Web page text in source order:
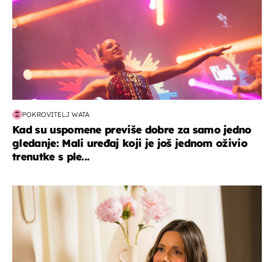
POKROVITELJ WATA
Kad su uspomene previše dobre za samo jedno
gledanje: Mali uređaj koji je još jednom oživio
trenutke s ple...
moda & ljepota